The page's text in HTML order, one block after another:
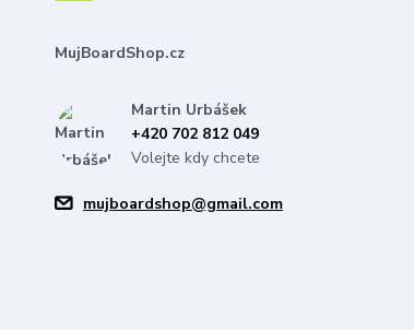
MujBoardShop.cz
Martin Urbášek
+420 702 812 049
Volejte kdy chcete
mujboardshop@gmail.com